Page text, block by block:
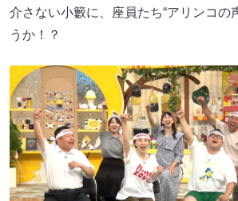
介さない小籔に、座員たち“アリンコの
うか！？